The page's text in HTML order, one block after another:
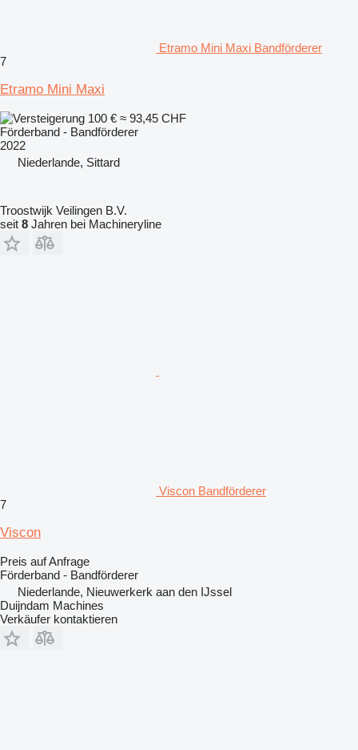
Etramo Mini Maxi Bandförderer
7
Etramo Mini Maxi
100 € ≈ 93,45 CHF
Förderband - Bandförderer
2022
Niederlande, Sittard
Troostwijk Veilingen B.V.
seit 8 Jahren bei Machineryline
Viscon Bandförderer
7
Viscon
Preis auf Anfrage
Förderband - Bandförderer
Niederlande, Nieuwerkerk aan den IJssel
Duijndam Machines
Verkäufer kontaktieren